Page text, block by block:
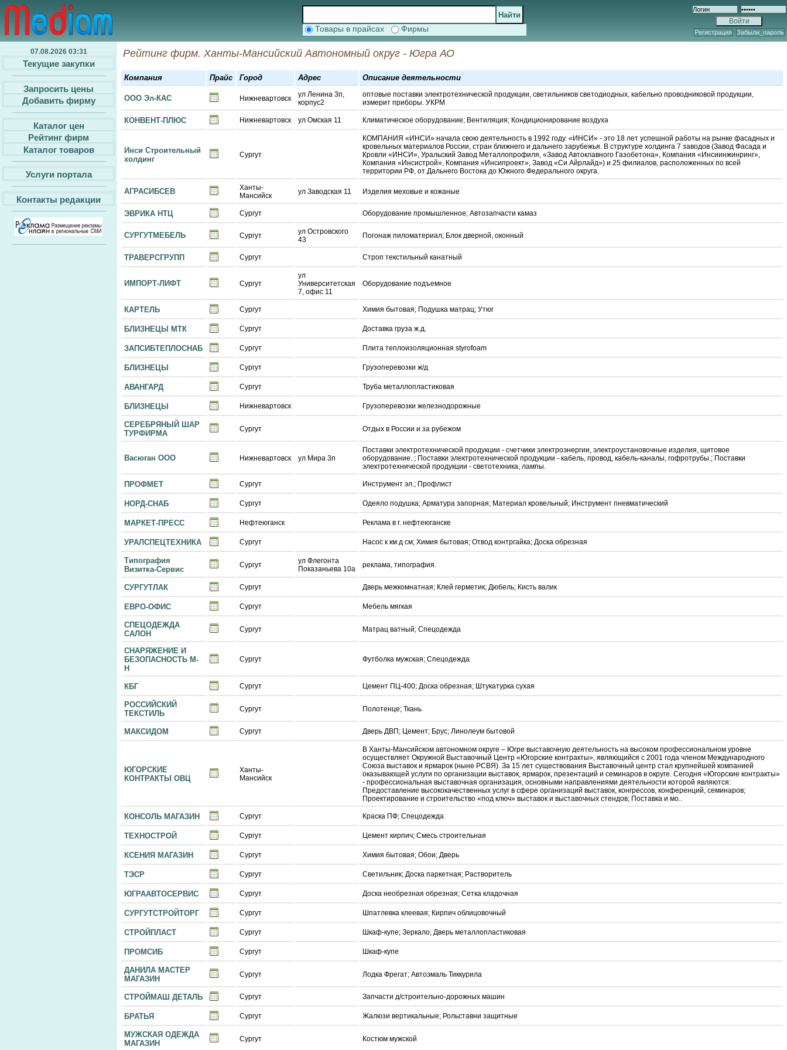
Товары в прайсах Фирмы Регистрация Забыли_пароль
07.08.2026 03:31
Текущие закупки
Запросить цены
Добавить фирму
Каталог цен
Рейтинг фирм
Каталог товаров
Услуги портала
Контакты редакции
Рейтинг фирм. Ханты-Мансийский Автономный округ - Югра АО
Компания Прайс Город Адрес Описание деятельности
ООО Эл-КАС Нижневартовск
ул Ленина 3п,
корпус2
оптовые поставки электротехнической продукции, светильников светодиодных, кабельно проводниковой продукции,
измерит приборы. УКРМ
КОНВЕНТ-ПЛЮС Нижневартовск ул Омская 11 Климатическое оборудование; Вентиляция; Кондиционирование воздуха
Инси Строительный
холдинг
Сургут
КОМПАНИЯ «ИНСИ» начала свою деятельность в 1992 году. «ИНСИ» - это 18 лет успешной работы на рынке фасадных и
кровельных материалов России, стран ближнего и дальнего зарубежья. В структуре холдинга 7 заводов (Завод Фасада и
Кровли «ИНСИ», Уральский Завод Металлопрофиля, «Завод Автоклавного Газобетона», Компания «Инсиинжинринг»,
Компания «Инсистрой», Компания «Инсипроект», Завод «Си Айрлайд») и 25 филиалов, расположенных по всей
территории РФ, от Дальнего Востока до Южного Федерального округа.
АГРАСИБСЕВ
Ханты-
Мансийск
ул Заводская 11 Изделия меховые и кожаные
ЭВРИКА НТЦ Сургут Оборудование промышленное; Автозапчасти камаз
СУРГУТМЕБЕЛЬ Сургут
ул Островского
43
Погонаж пиломатериал; Блок дверной, оконный
ТРАВЕРСГРУПП Сургут Строп текстильный канатный
ИМПОРТ-ЛИФТ Сургут
ул
Университетская
7, офис 11
Оборудование подъемное
КАРТЕЛЬ Сургут Химия бытовая; Подушка матрац; Утюг
БЛИЗНЕЦЫ МТК Сургут Доставка груза ж.д.
ЗАПСИБТЕПЛОСНАБ Сургут Плита теплоизоляционная styrofoam
БЛИЗНЕЦЫ Сургут Грузоперевозки ж/д
АВАНГАРД Сургут Труба металлопластиковая
БЛИЗНЕЦЫ Нижневартовск Грузоперевозки железнодорожные
СЕРЕБРЯНЫЙ ШАР
ТУРФИРМА
Сургут Отдых в России и за рубежом
Васюган ООО Нижневартовск ул Мира 3п
Поставки электротехнической продукции - счетчики электроэнергии, электроустановочные изделия, щитовое
оборудование. ; Поставки электротехнической продукции - кабель, провод, кабель-каналы, гофротрубы.; Поставки
электротехнической продукции - светотехника, лампы.
ПРОФМЕТ Сургут Инструмент эл.; Профлист
НОРД-СНАБ Сургут Одеяло подушка; Арматура запорная; Материал кровельный; Инструмент пневматический
МАРКЕТ-ПРЕСС Нефтеюганск Реклама в г. нефтеюганске
УРАЛСПЕЦТЕХНИКА Сургут Насос к км д см; Химия бытовая; Отвод контргайка; Доска обрезная
Типография
Визитка-Сервис
Сургут
ул Флегонта
Показаньева 10а
реклама, типография.
СУРГУТЛАК Сургут Дверь межкомнатная; Клей герметик; Дюбель; Кисть валик
ЕВРО-ОФИС Сургут Мебель мягкая
СПЕЦОДЕЖДА
САЛОН
Сургут Матрац ватный; Спецодежда
СНАРЯЖЕНИЕ И
БЕЗОПАСНОСТЬ М-
Н
Сургут Футболка мужская; Спецодежда
КБГ Сургут Цемент ПЦ-400; Доска обрезная; Штукатурка сухая
РОССИЙСКИЙ
ТЕКСТИЛЬ
Сургут Полотенце; Ткань
МАКСИДОМ Сургут Дверь ДВП; Цемент; Брус; Линолеум бытовой
ЮГОРСКИЕ
КОНТРАКТЫ ОВЦ
Ханты-
Мансийск
В Ханты-Мансийском автономном округе – Югре выставочную деятельность на высоком профессиональном уровне
осуществляет Окружной Выставочный Центр «Югорские контракты», являющийся с 2001 года членом Международного
Союза выставок и ярмарок (ныне РСВЯ). За 15 лет существования Выставочный центр стал крупнейшей компанией
оказывающей услуги по организации выставок, ярмарок, презентаций и семинаров в округе. Сегодня «Югорские контракты»
- профессиональная выставочная организация, основными направлениями деятельности которой являются:
Предоставление высококачественных услуг в сфере организаций выставок, конгрессов, конференций, семинаров;
Проектирование и строительство «под ключ» выставок и выставочных стендов; Поставка и мо..
КОНСОЛЬ МАГАЗИН Сургут Краска ПФ; Спецодежда
ТЕХНОСТРОЙ Сургут Цемент кирпич; Смесь строительная
КСЕНИЯ МАГАЗИН Сургут Химия бытовая; Обои; Дверь
ТЭСР Сургут Светильник; Доска паркетная; Растворитель
ЮГРААВТОСЕРВИС Сургут Доска необрезная обрезная; Сетка кладочная
СУРГУТСТРОЙТОРГ Сургут Шпатлевка клеевая; Кирпич облицовочный
СТРОЙПЛАСТ Сургут Шкаф-купе; Зеркало; Дверь металлопластиковая
ПРОМСИБ Сургут Шкаф-купе
ДАНИЛА МАСТЕР
МАГАЗИН
Сургут Лодка Фрегат; Автоэмаль Тиккурила
СТРОЙМАШ ДЕТАЛЬ Сургут Запчасти д/строительно-дорожных машин
БРАТЬЯ Сургут Жалюзи вертикальные; Рольставни защитные
МУЖСКАЯ ОДЕЖДА
МАГАЗИН
Сургут Костюм мужской